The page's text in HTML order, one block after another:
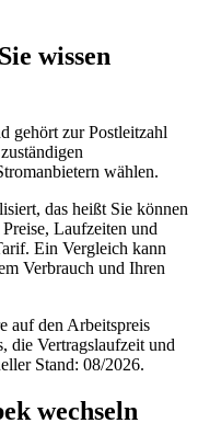
wissen
gehört zur Postleitzahl
wählen.
das heißt Sie können
Laufzeiten und
Ein Vergleich kann
Verbrauch und Ihren
auf den Arbeitspreis
die Vertragslaufzeit und
Stand: 08/2026.
wechseln